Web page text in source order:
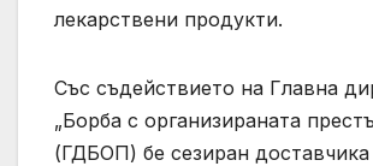
лекарствени продукти.
Със съдействието на Главна
„Борба с организираната
(ГДБОП) бе сезиран доставчика